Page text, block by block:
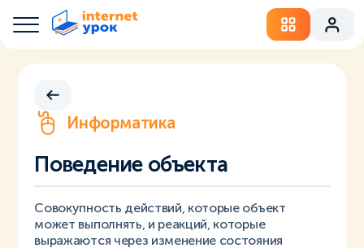
Информатика
Поведение объекта
Совокупность действий, которые объект
может выполнять, и реакций, которые
выражаются через изменение состояния